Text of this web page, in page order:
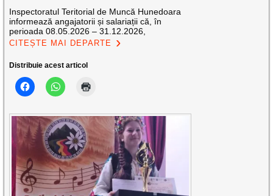
Inspectoratul Teritorial de Muncă Hunedoara
informează angajatorii și salariații că, în
perioada 08.05.2026 – 31.12.2026,
CITEȘTE MAI DEPARTE
Distribuie acest articol